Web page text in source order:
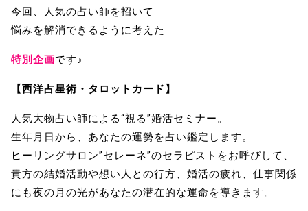
今回、人気の占い師を招いて
悩みを解消できるように考えた
特別企画です♪
【西洋占星術・タロットカード】
人気大物占い師による“視る”婚活セミナー。
生年月日から、あなたの運勢を占い鑑定します。
ヒーリングサロン”セレーネ”のセラピストをお呼びして、
貴方の結婚活動や想い人との行方、婚活の疲れ、仕事関係
にも夜の月の光があなたの潜在的な運命を導きます。